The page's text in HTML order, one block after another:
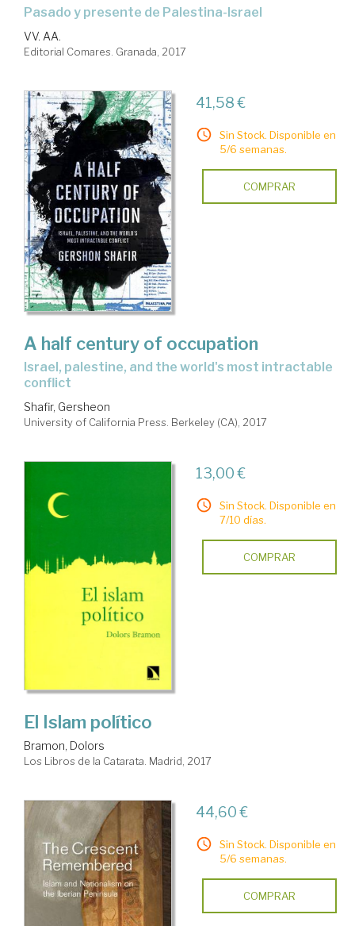
pasado y presente de Palestina-Israel
VV. AA.
Editorial Comares. Granada, 2017
41,58 €
Sin Stock. Disponible en
5/6 semanas.
COMPRAR
A half century of occupation
Israel, palestine, and the world's most intractable
conflict
Shafir, Gersheon
University of California Press. Berkeley (CA), 2017
13,00 €
Sin Stock. Disponible en
7/10 días.
COMPRAR
El Islam político
Bramon, Dolors
Los Libros de la Catarata. Madrid, 2017
44,60 €
Sin Stock. Disponible en
5/6 semanas.
COMPRAR